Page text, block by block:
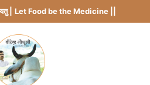
| Let Food be the Medicine ||